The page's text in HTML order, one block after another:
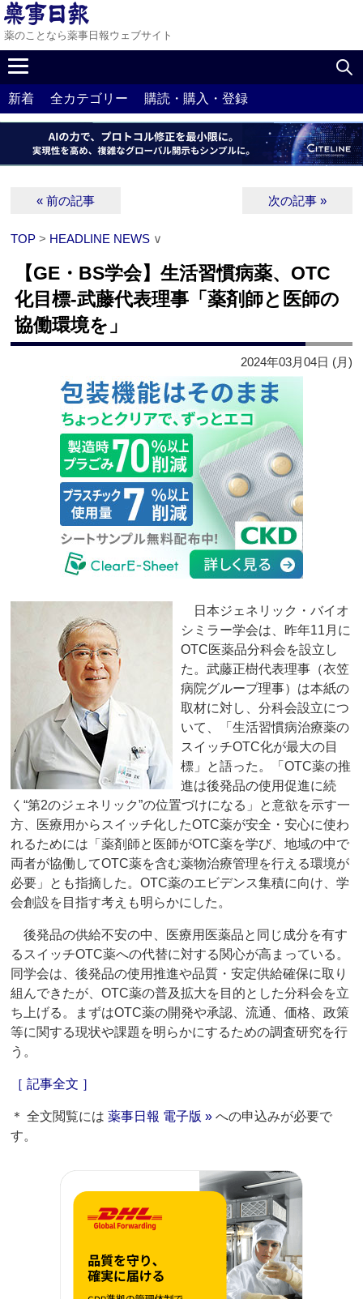
薬のことなら薬事日報ウェブサイト
新着 全カテゴリー 購読・購入・登録
« 前の記事 次の記事 »
TOP > HEADLINE NEWS ∨
【GE・BS学会】生活習慣病薬、OTC
化目標‐武藤代表理事「薬剤師と医師の
協働環境を」
2024年03月04日 (月)
日本ジェネリック・バイオ
シミラー学会は、昨年11月に
OTC医薬品分科会を設立し
た。武藤正樹代表理事（衣笠
病院グループ理事）は本紙の
取材に対し、分科会設立につ
いて、「生活習慣病治療薬の
スイッチOTC化が最大の目
標」と語った。「OTC薬の推
進は後発品の使用促進に続
く“第2のジェネリック”の位置づけになる」と意欲を示す一
方、医療用からスイッチ化したOTC薬が安全・安心に使わ
れるためには「薬剤師と医師がOTC薬を学び、地域の中で
両者が協働してOTC薬を含む薬物治療管理を行える環境が
必要」とも指摘した。OTC薬のエビデンス集積に向け、学
会創設を目指す考えも明らかにした。
後発品の供給不安の中、医療用医薬品と同じ成分を有す
るスイッチOTC薬への代替に対する関心が高まっている。
同学会は、後発品の使用推進や品質・安定供給確保に取り
組んできたが、OTC薬の普及拡大を目的とした分科会を立
ち上げる。まずはOTC薬の開発や承認、流通、価格、政策
等に関する現状や課題を明らかにするための調査研究を行
う。
［ 記事全文 ］
＊ 全文閲覧には薬事日報 電子版 » への申込みが必要で
す。